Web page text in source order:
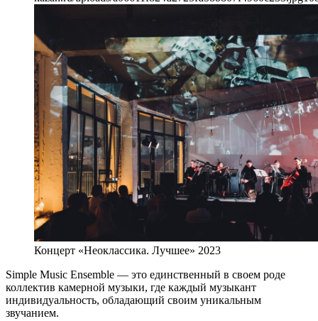
Концерт «Неоклассика. Лучшее» 2023
Simple Music Ensemble — это единственный в своем роде
коллектив камерной музыки, где каждый музыкант
индивидуальность, обладающий своим уникальным
звучанием.